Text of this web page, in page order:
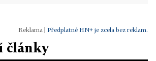
Předplatné HN+ je zcela bez reklam.
články